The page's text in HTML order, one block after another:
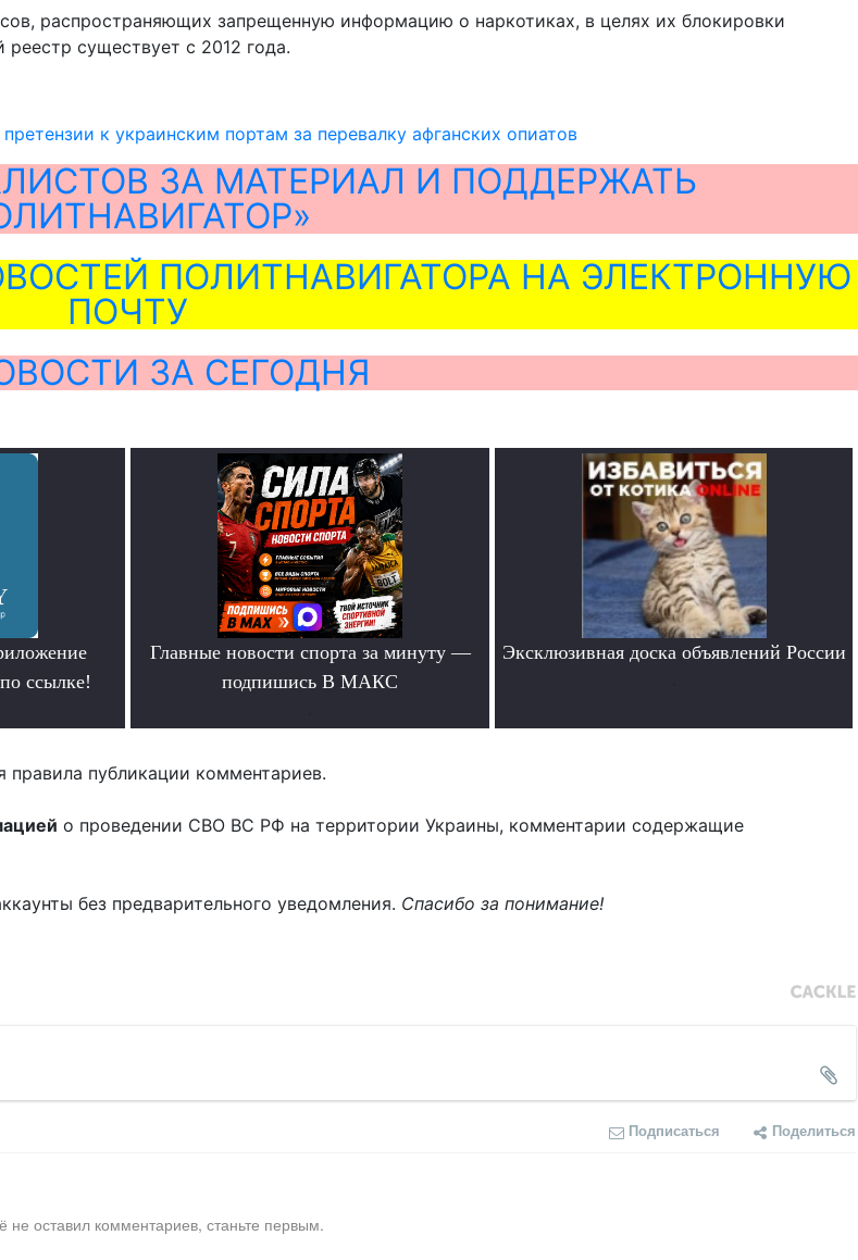
распространяющих запрещенную информацию о наркотиках, в целях их блокировки
существует с 2012 года.
к украинским портам за перевалку афганских опиатов
ЗА МАТЕРИАЛ И ПОДДЕРЖАТЬ
ПОЛИТНАВИГАТОРА НА ЭЛЕКТРОННУЮ
ПОЧТУ
ЗА СЕГОДНЯ
ссылке!
Главные новости спорта за минуту —
подпишись В МАКС
Эксклюзивная доска объявлений России
публикации комментариев.
о проведении СВО ВС РФ на территории Украины, комментарии содержащие
без предварительного уведомления. Спасибо за понимание!
Подписаться Поделиться
не оставил комментариев, станьте первым.